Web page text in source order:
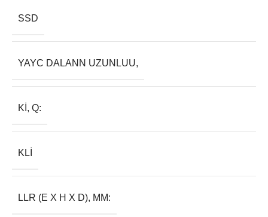
SSD
YAYC DALANN UZUNLUU,
KI, Q:
KLI
LLR (E X H X D), MM: